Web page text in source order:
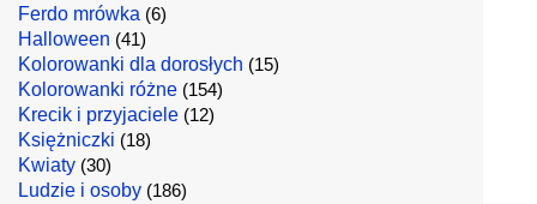
Ferdo mrówka (6)
Halloween (41)
Kolorowanki dla dorosłych (15)
Kolorowanki różne (154)
Krecik i przyjaciele (12)
Księżniczki (18)
Kwiaty (30)
Ludzie i osoby (186)